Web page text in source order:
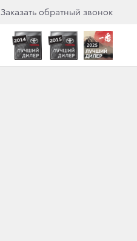
Заказать обратный звонок